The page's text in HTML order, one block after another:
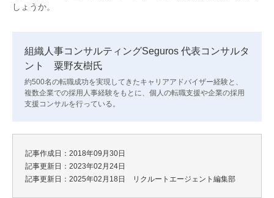
しょうか。
組織人事コンサルティングSeguros 代表コンサルタ
ント 粟野友樹氏
約500名の転職成功を実現してきたキャリアアドバイザー経験と、
複数企業での採用人事経験をもとに、個人の転職支援や企業の採用
支援コンサルを行っている。
記事作成日：2018年09月30日
記事更新日：2023年02月24日
記事更新日：2025年02月18日 リクルートエージェント編集部